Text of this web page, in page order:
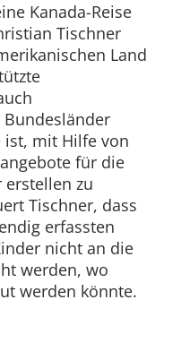
Kanada-Reise
Tischner
Land
ist, mit Hilfe von
für die
erstellen zu
Tischner, dass
erfassten
nicht an die
werden, wo
werden könnte.